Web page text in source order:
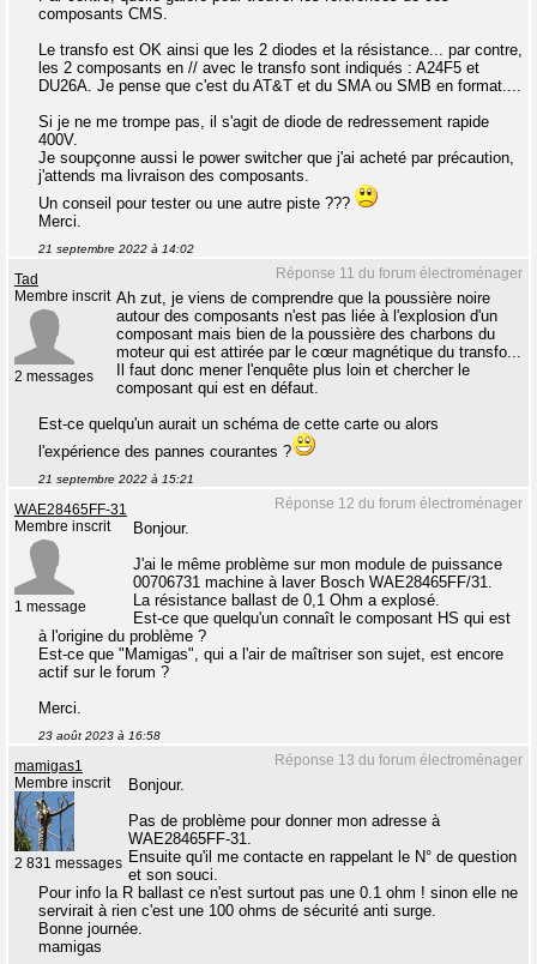
composants CMS.
Le transfo est OK ainsi que les 2 diodes et la résistance... par contre,
les 2 composants en // avec le transfo sont indiqués : A24F5 et
DU26A. Je pense que c'est du AT&T et du SMA ou SMB en format....
Si je ne me trompe pas, il s'agit de diode de redressement rapide
400V.
Je soupçonne aussi le power switcher que j'ai acheté par précaution,
j'attends ma livraison des composants.
Un conseil pour tester ou une autre piste ???
Merci.
21 septembre 2022 à 14:02
Réponse 11 du forum électroménager
Tad
Membre inscrit
2 messages
Ah zut, je viens de comprendre que la poussière noire
autour des composants n'est pas liée à l'explosion d'un
composant mais bien de la poussière des charbons du
moteur qui est attirée par le cœur magnétique du transfo...
Il faut donc mener l'enquête plus loin et chercher le
composant qui est en défaut.
Est-ce quelqu'un aurait un schéma de cette carte ou alors
l'expérience des pannes courantes ?
21 septembre 2022 à 15:21
Réponse 12 du forum électroménager
WAE28465FF-31
Membre inscrit
1 message
Bonjour.
J'ai le même problème sur mon module de puissance
00706731 machine à laver Bosch WAE28465FF/31.
La résistance ballast de 0,1 Ohm a explosé.
Est-ce que quelqu'un connaît le composant HS qui est
à l'origine du problème ?
Est-ce que "Mamigas", qui a l'air de maîtriser son sujet, est encore
actif sur le forum ?
Merci.
23 août 2023 à 16:58
Réponse 13 du forum électroménager
mamigas1
Membre inscrit
2 831 messages
Bonjour.
Pas de problème pour donner mon adresse à
WAE28465FF-31.
Ensuite qu'il me contacte en rappelant le N° de question
et son souci.
Pour info la R ballast ce n'est surtout pas une 0.1 ohm ! sinon elle ne
servirait à rien c'est une 100 ohms de sécurité anti surge.
Bonne journée.
mamigas